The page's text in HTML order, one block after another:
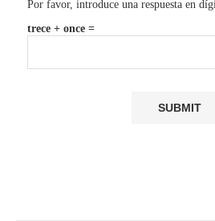
Por favor, introduce una respuesta en
trece + once =